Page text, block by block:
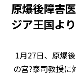
原爆後障害
ジア王国よ
1月27日、原爆
の宮?泰司教授に